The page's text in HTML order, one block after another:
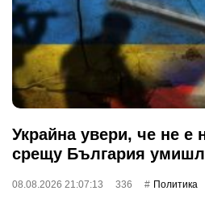
Украйна увери, че не е
срещу България
08.08.2026 21:07:13 336 Политика